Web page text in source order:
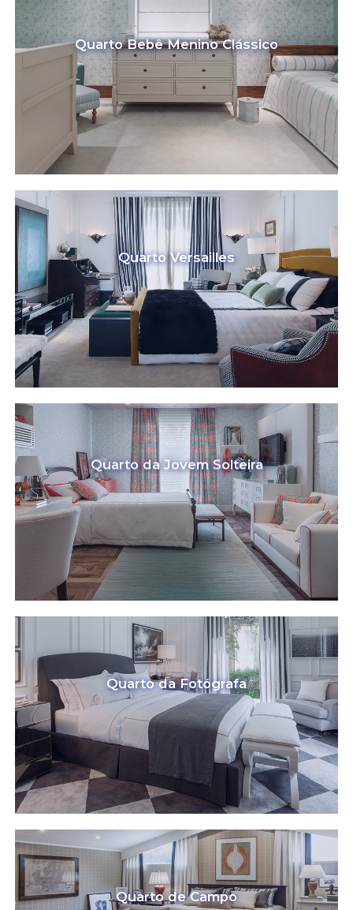
Quarto Bebê Menino Clássico
Quarto Versailles
Quarto da Jovem Solteira
Quarto da Fotógrafa
Quarto de Campo